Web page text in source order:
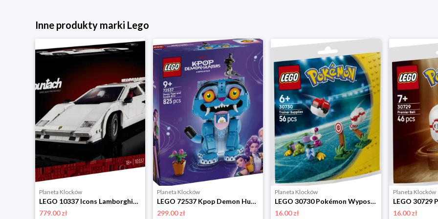
Inne produkty marki Lego
Planeta Klocków
LEGO 10337 Icons Lamborghini Countach 5000 Quattrovalvole Lego
779.00 zł
Planeta Klocków
LEGO 72537 Kpop Demon Hunters Tygrys Derpy i Sroka Sussie Lego
299.00 zł
Planeta Klocków
LEGO 30730 Pokémon Wyposażenie Trenera Lego
16.00 zł
Planeta Klocków
16.00 zł